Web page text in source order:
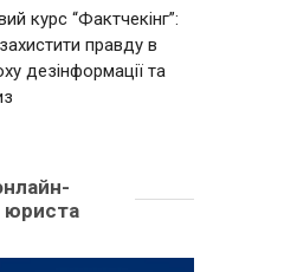
курс “Фактчекінг”:
правду в
дезінформації та
юриста